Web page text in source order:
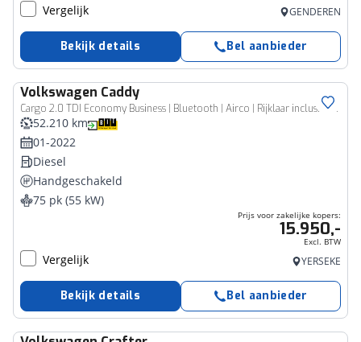
Vergelijk GENDEREN
Bekijk details Bel aanbieder
Volkswagen Caddy
Cargo 2.0 TDI Economy Business | Bluetooth | Airco | Rijklaar inclusief 6 maanden BOVAG garantie!
Bedrijfswagen
52.210 km
01-2022
Diesel
Handgeschakeld
75 pk (55 kW)
Prijs voor zakelijke kopers:
15.950,-
Excl. BTW
Vergelijk YERSEKE
Bekijk details Bel aanbieder